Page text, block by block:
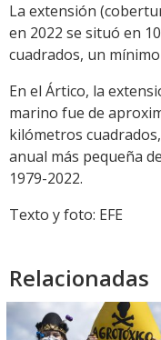
La extensión
en 2022 se situó en
cuadrados, un
En el Ártico, la
marino fue de
kilómetros
anual más pequeña
1979-2022.
Texto y foto: EFE
Relacionadas